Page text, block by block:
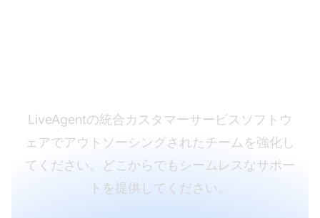
LiveAgentの統合カスタマーサービスソフトウ
ェアでアウトソーシングされたチームを強化し
てください。どこからでもシームレスなサポー
トを提供してください。